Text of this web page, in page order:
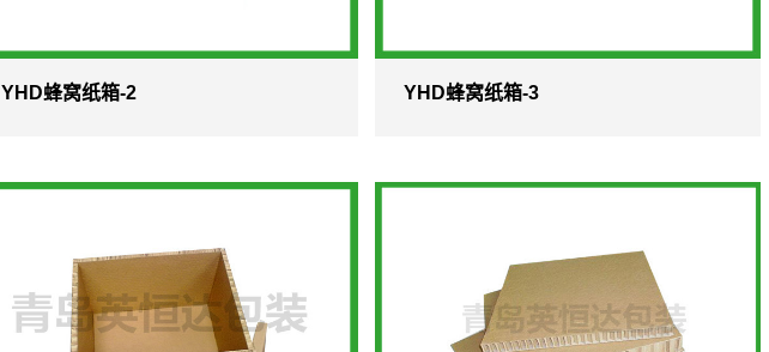
YHD蜂窝纸箱-2 YHD蜂窝纸箱-3